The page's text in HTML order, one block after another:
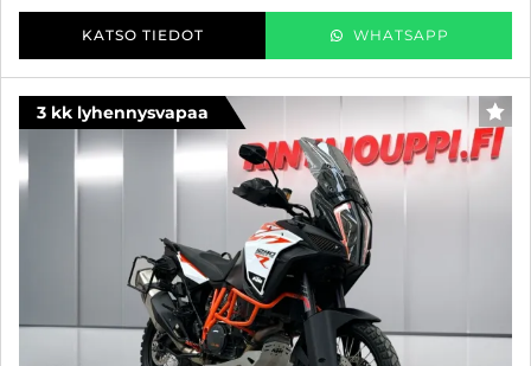
KATSO TIEDOT WHATSAPP
3 kk lyhennysvapaa